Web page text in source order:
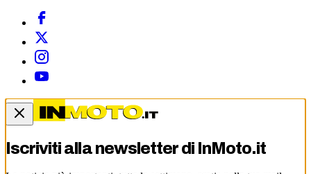
Iscriviti alla newsletter di InMoto.it